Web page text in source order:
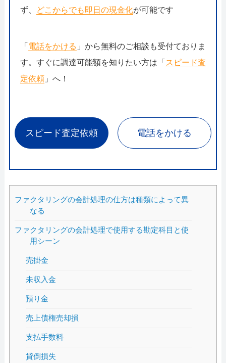
ず、
どこからでも即日の現金化が可能です
「 電話をかける 」から無料のご相談も受付ておりま
す。すぐに調達可能額を知りたい方は「 スピード査
定依頼」へ！
スピード査定依頼 電話をかける
ファクタリングの会計処理の仕方は種類によって異
なる
ファクタリングの会計処理で使用する勘定科目と使
用シーン
売掛金
未収入金
預り金
売上債権売却損
支払手数料
貸倒損失